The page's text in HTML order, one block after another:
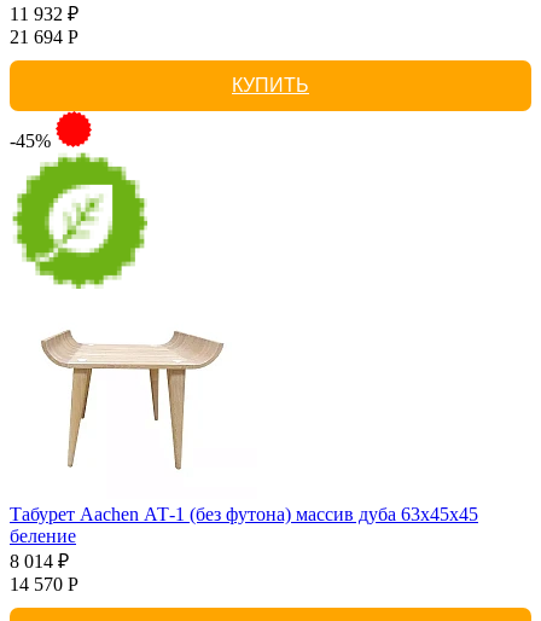
11 932 ₽
21 694 Р
КУПИТЬ
-45%
Табурет Aachen АТ-1 (без футона) массив дуба 63х45х45
беление
8 014 ₽
14 570 Р